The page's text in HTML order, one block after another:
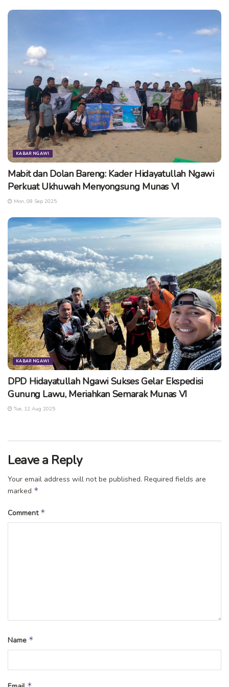
Bersamaan dengan acara seminar parenting tersebut juga
dilaunchingkan Buku Bukan Ibu Biasa yang ditulis olehM.
Muttaqwiati
seorang perempuan Jurusan Kimia yang telah
memilih berkecimpung di dunia anak sejak Tahun 2000 lalu.
(ern/ske)
Tags: kampoeng edukasi
kangenngawi
nggula wenthah bocah
notosuman
seminar keluarga
seminar parenting ngawi
sinergi ayah bunda
KABAR NGAWI
Mabit dan Dolan Bareng: Kader Hidayatullah Ngawi
Perkuat Ukhuwah Menyongsung Munas VI
Mon, 08 Sep 2025
KABAR NGAWI
DPD Hidayatullah Ngawi Sukses Gelar Ekspedisi
Gunung Lawu, Meriahkan Semarak Munas VI
Tue, 12 Aug 2025
Leave a Reply
Your email address will not be published. Required fields are
marked *
Comment *
Name *